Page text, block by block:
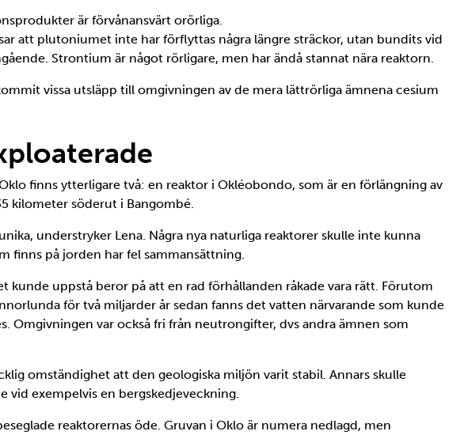
är förvånansvärt orörliga.
att plutoniumet inte har förflyttas några längre sträckor, utan bundits vid
Strontium är något rörligare, men har ändå stannat nära reaktorn.
vissa utsläpp till omgivningen av de mera lättrörliga ämnena cesium
finns ytterligare två: en reaktor i Okléobondo, som är en förlängning av
kilometer söderut i Bangombé.
understryker Lena. Några nya naturliga reaktorer skulle inte kunna
finns på jorden har fel sammansättning.
kunde uppstå beror på att en rad förhållanden råkade vara rätt. Förutom
för två miljarder år sedan fanns det vatten närvarande som kunde
Omgivningen var också fri från neutrongifter, dvs andra ämnen som
omständighet att den geologiska miljön varit stabil. Annars skulle
vid exempelvis en bergskedjeveckning.
reaktorernas öde. Gruvan i Oklo är numera nedlagd, men